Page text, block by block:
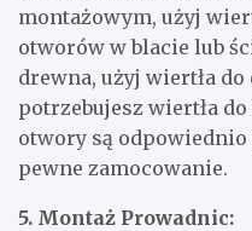
montażowym, użyj
otworów w blacie lub
drewna, użyj wiertła do
potrzebujesz wiertła
otwory są
pewne zamocowanie.
5. Montaż Prowadnic: